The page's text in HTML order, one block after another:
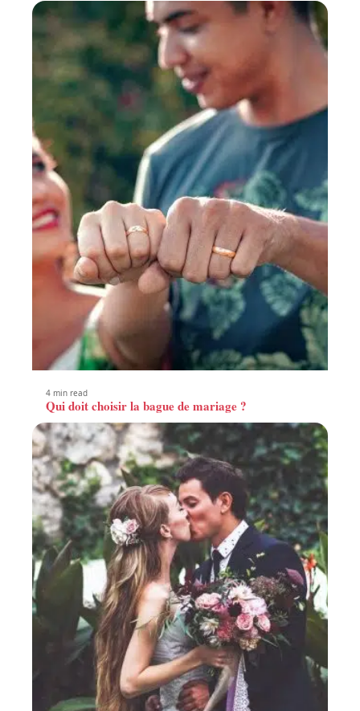
4 min read
Qui doit choisir la bague de mariage ?